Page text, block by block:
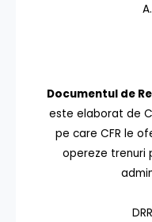
Documentul de
este elaborat de
pe care CFR le
opereze trenuri